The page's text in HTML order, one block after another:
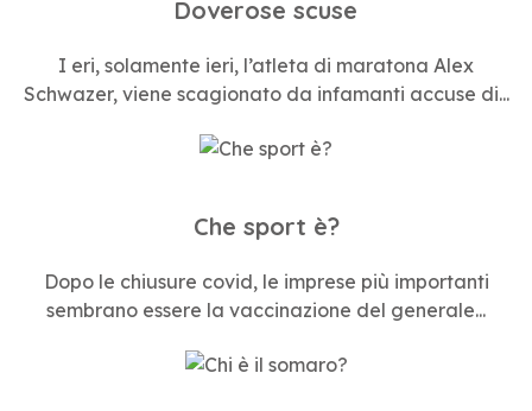
Doverose scuse
I eri, solamente ieri, l’atleta di maratona Alex
Schwazer, viene scagionato da infamanti accuse di...
Che sport è?
Dopo le chiusure covid, le imprese più importanti
sembrano essere la vaccinazione del generale...